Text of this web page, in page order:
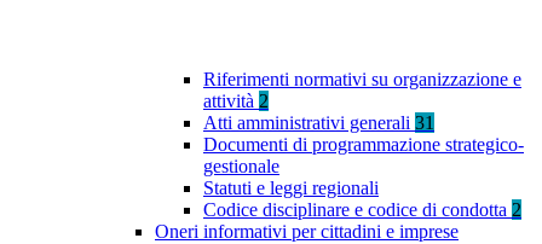
Riferimenti normativi su organizzazione e
attività 2
Atti amministrativi generali 31
Documenti di programmazione strategico-
gestionale
Statuti e leggi regionali
Codice disciplinare e codice di condotta 2
Oneri informativi per cittadini e imprese